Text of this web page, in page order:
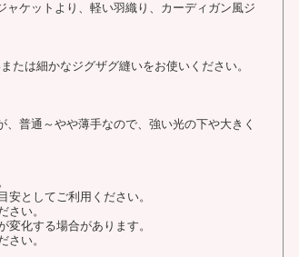
ケットより、軽い羽織り、カーディガン風ジ
は細かなジグザグ縫いをお使いください。
普通～やや薄手なので、強い光の下や大きく
としてご利用ください。
さい。
化する場合があります。
さい。